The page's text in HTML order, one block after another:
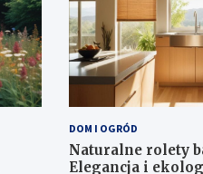
DOM I OGRÓD
Naturalne rolety
Elegancja i